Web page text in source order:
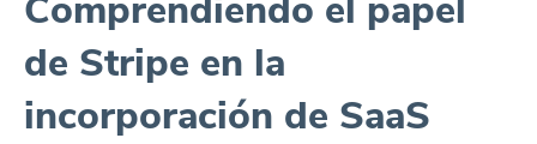
Comprendiendo el papel
de Stripe en la
incorporación de SaaS